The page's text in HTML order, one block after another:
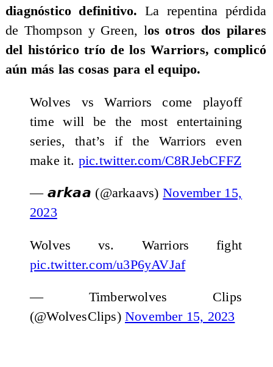
diagnóstico definitivo. La repentina pérdida
de Thompson y Green, los otros dos pilares
del histórico trío de los Warriors, complicó
aún más las cosas para el equipo.
Wolves vs Warriors come playoff
time will be the most entertaining
series, that’s if the Warriors even
make it. pic.twitter.com/C8RJebCFFZ
— 𝙖𝙧𝙠𝙖𝙖 (@arkaavs)November 15,
2023
Wolves vs. Warriors fight
pic.twitter.com/u3P6yAVJaf
— Timberwolves Clips
(@WolvesClips) November 15, 2023